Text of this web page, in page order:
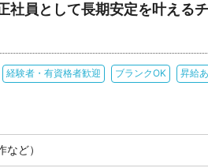
社員として長期安定を叶える
経験者・有資格者歓迎 ブランクOK 昇給
ど）